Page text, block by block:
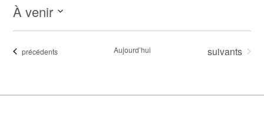
À venir
date.Évènements
précédents Aujourd’hui Évènements
suivants